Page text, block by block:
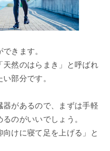
きます。
然のはらまき」と呼ばれ
部分です。
があるので、まずは手軽
のがいいでしょう。
けに寝て足を上げる」と